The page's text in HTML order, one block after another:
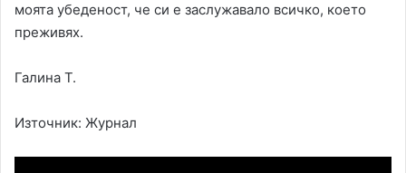
моята убеденост, че си е заслужавало всичко, което
преживях.
Галина Т.
Източник: Жypнaл